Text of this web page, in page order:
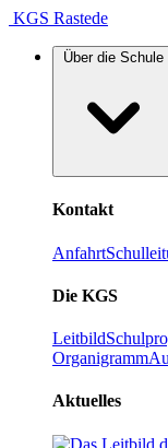
KGS Rastede
Über die Schule
Kontakt
Anfahrt
Die KGS
Leitbild
Organigramm
Aktuelles